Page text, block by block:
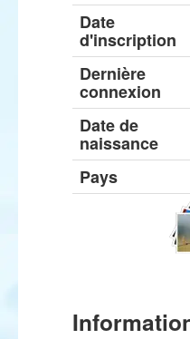
Date
d'inscription
Dernière
connexion
Date de
naissance
Pays